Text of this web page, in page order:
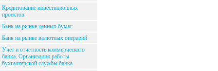
Кредитование инвестиционных
проектов
Банк на рынке ценных бумаг
Банк на рынке валютных операций
Учёт и отчетность коммерческого
банка. Организация работы
бухгалтерской службы банка